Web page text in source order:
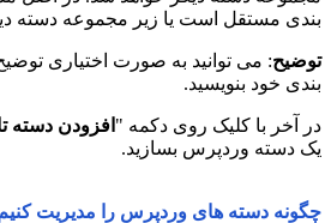
بندی مستقل است یا زیر مجموعه دسته
توضیح: می توانید به صورت اختیاری
بندی خود بنویسید.
در آخر با کلیک روی دکمه " افزودن دسته
یک دسته وردپرس بسازید.
چگونه دسته های وردپرس را مدیریت